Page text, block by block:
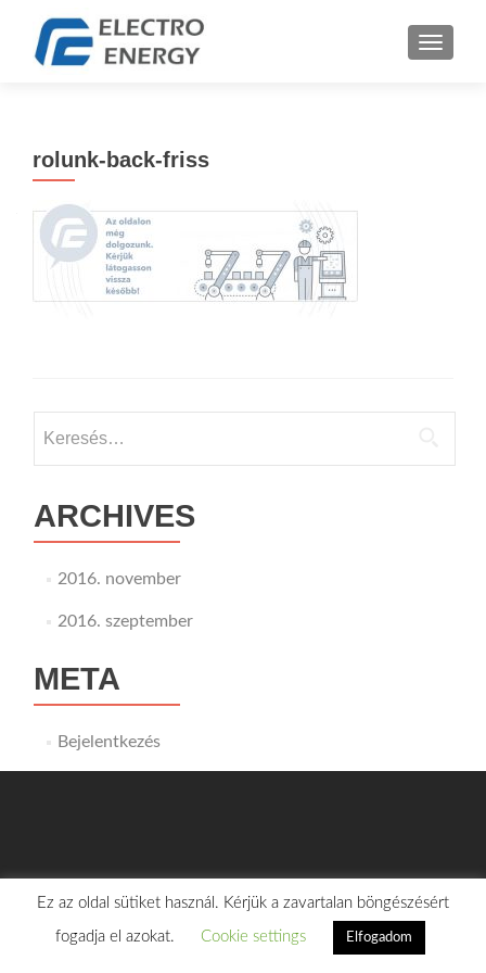
rolunk-back-friss
ARCHIVES
2016. november
2016. szeptember
META
Bejelentkezés
118.-as iroda
Ez az oldal sütiket használ. Kérjük a zavartalan böngészésért
fogadja el azokat. Cookie settings Elfogadom